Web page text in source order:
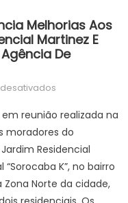
Melhorias Aos
Martinez E
De
em
de
Sorocaba
anuncia
melhorias
aos
moradores
reunião realizada na
moradores do
Residencial
K”, no bairro
Zona Norte da cidade,